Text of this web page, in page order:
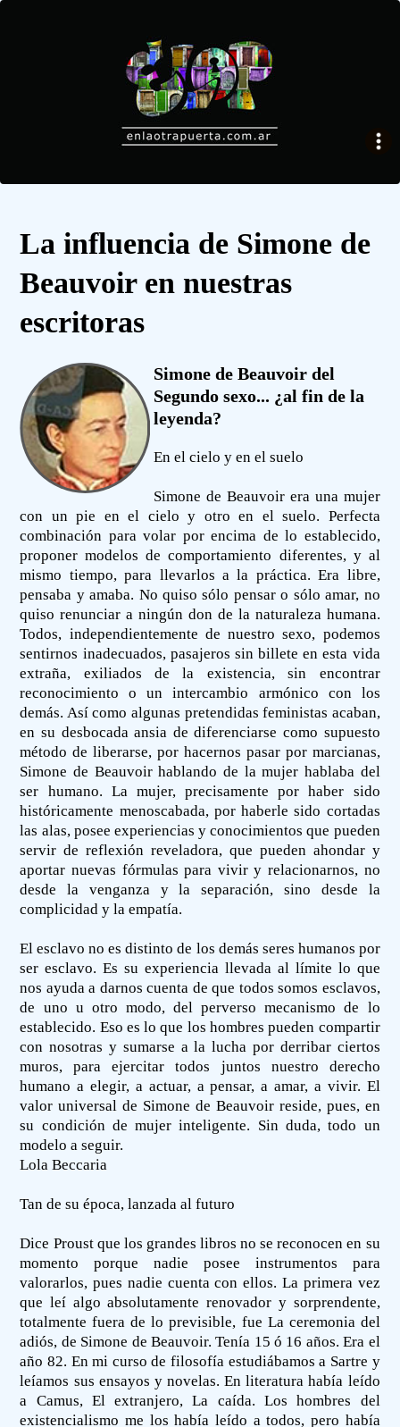
La influencia de Simone de
Beauvoir en nuestras
escritoras
Simone de Beauvoir del
Segundo sexo... ¿al fin de la
leyenda?
En el cielo y en el suelo
Simone de Beauvoir era una mujer
con un pie en el cielo y otro en el suelo. Perfecta
combinación para volar por encima de lo establecido,
proponer modelos de comportamiento diferentes, y al
mismo tiempo, para llevarlos a la práctica. Era libre,
pensaba y amaba. No quiso sólo pensar o sólo amar, no
quiso renunciar a ningún don de la naturaleza humana.
Todos, independientemente de nuestro sexo, podemos
sentirnos inadecuados, pasajeros sin billete en esta vida
extraña, exiliados de la existencia, sin encontrar
reconocimiento o un intercambio armónico con los
demás. Así como algunas pretendidas feministas acaban,
en su desbocada ansia de diferenciarse como supuesto
método de liberarse, por hacernos pasar por marcianas,
Simone de Beauvoir hablando de la mujer hablaba del
ser humano. La mujer, precisamente por haber sido
históricamente menoscabada, por haberle sido cortadas
las alas, posee experiencias y conocimientos que pueden
servir de reflexión reveladora, que pueden ahondar y
aportar nuevas fórmulas para vivir y relacionarnos, no
desde la venganza y la separación, sino desde la
complicidad y la empatía.
El esclavo no es distinto de los demás seres humanos por
ser esclavo. Es su experiencia llevada al límite lo que
nos ayuda a darnos cuenta de que todos somos esclavos,
de uno u otro modo, del perverso mecanismo de lo
establecido. Eso es lo que los hombres pueden compartir
con nosotras y sumarse a la lucha por derribar ciertos
muros, para ejercitar todos juntos nuestro derecho
humano a elegir, a actuar, a pensar, a amar, a vivir. El
valor universal de Simone de Beauvoir reside, pues, en
su condición de mujer inteligente. Sin duda, todo un
modelo a seguir.
Lola Beccaria
Tan de su época, lanzada al futuro
Dice Proust que los grandes libros no se reconocen en su
momento porque nadie posee instrumentos para
valorarlos, pues nadie cuenta con ellos. La primera vez
que leí algo absolutamente renovador y sorprendente,
totalmente fuera de lo previsible, fue La ceremonia del
adiós, de Simone de Beauvoir. Tenía 15 ó 16 años. Era el
año 82. En mi curso de filosofía estudiábamos a Sartre y
leíamos sus ensayos y novelas. En literatura había leído
a Camus, El extranjero, La caída. Los hombres del
existencialismo me los había leído a todos, pero había